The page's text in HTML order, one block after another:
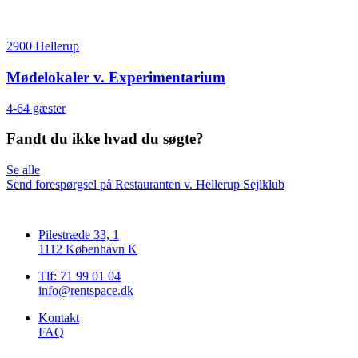
2900 Hellerup
Mødelokaler v. Experimentarium
4-64 gæster
Fandt du ikke hvad du søgte?
Se alle
Send forespørgsel på Restauranten v. Hellerup Sejlklub
Pilestræde 33, 1
1112 København K
Tlf: 71 99 01 04
info@rentspace.dk
Kontakt
FAQ